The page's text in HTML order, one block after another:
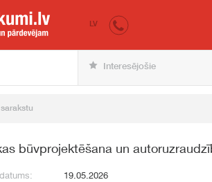
iepirkumi.lv
LV
Interesējošie
būvprojektēšana un
19.05.2026